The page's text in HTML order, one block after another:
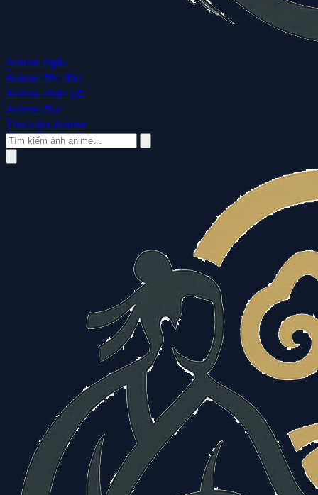
Anime ngầu
Anime độc đáo
Anime nhân vật
Anime đẹp
Thư viện Anime